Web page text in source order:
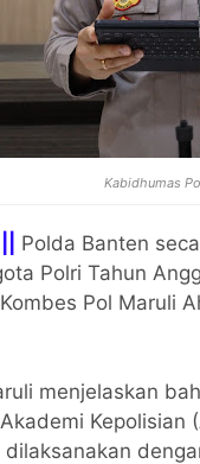
Kabidhumas
Polda Banten
Polri Tahun
Pol Maruli
menjelaskan